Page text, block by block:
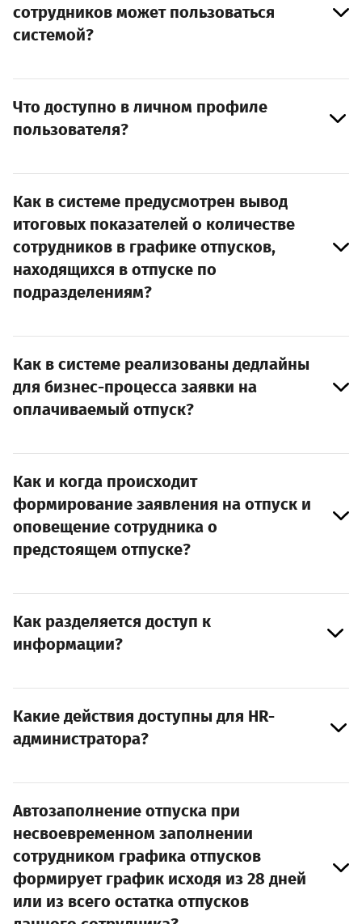
сотрудников может пользоваться
системой?
Что доступно в личном профиле
пользователя?
Как в системе предусмотрен вывод
итоговых показателей о количестве
сотрудников в графике отпусков,
находящихся в отпуске по
подразделениям?
Как в системе реализованы дедлайны
для бизнес-процесса заявки на
оплачиваемый отпуск?
Как и когда происходит
формирование заявления на отпуск и
оповещение сотрудника о
предстоящем отпуске?
Как разделяется доступ к
информации?
Какие действия доступны для HR-
администратора?
Автозаполнение отпуска при
несвоевременном заполнении
сотрудником графика отпусков
формирует график исходя из 28 дней
или из всего остатка отпусков